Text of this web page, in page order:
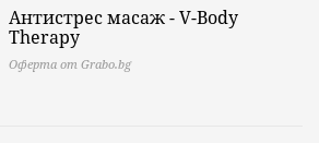
Антистрес масаж - V-Body
Therapy
Оферта от Grabo.bg